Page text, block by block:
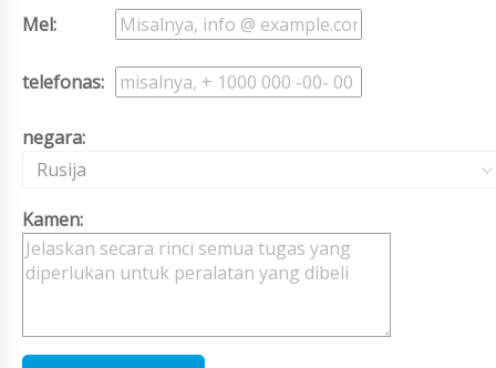
Mel:
telefonas:
negara:
Rusija
Kamen: